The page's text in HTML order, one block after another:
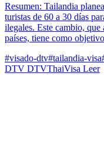
Resumen: Tailandia
turistas de 60 a 30 días
ilegales. Este cambio, que
países, tiene como
#visado-dtv#tailandia-visa
DTV DTVThaiVisa Leer